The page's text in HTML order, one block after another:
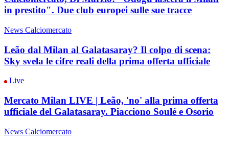
in prestito". Due club europei sulle sue tracce
News Calciomercato
Leão dal Milan al Galatasaray? Il colpo di scena:
Sky svela le cifre reali della prima offerta ufficiale
Live
Mercato Milan LIVE | Leão, 'no' alla prima offerta
ufficiale del Galatasaray. Piacciono Soulé e Osorio
News Calciomercato